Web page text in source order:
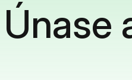
Únase